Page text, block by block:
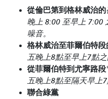
從倫巴第到格林威治的
晚上 8:00 至早上 7:00
噪音。
格林威治至菲爾伯特段
五晚上8點至早上7點之
從菲爾伯特到尤寧路段
五晚上8點至隔天早上
聯合綠黨